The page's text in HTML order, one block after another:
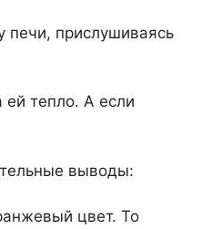
печи, прислушиваясь
ей тепло. А если
выводы:
цвет. То